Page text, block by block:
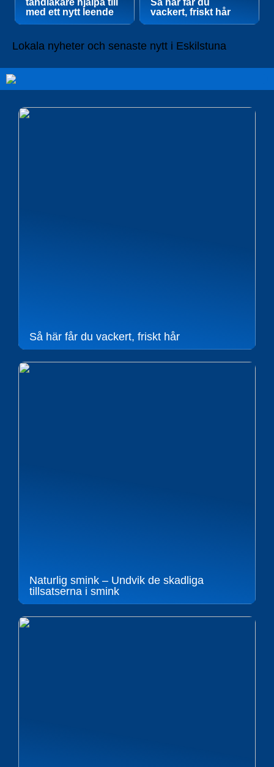
med ett nytt leende
vackert, friskt hår
Lokala nyheter och senaste nytt i Eskilstuna
Så här får du vackert, friskt hår
Naturlig smink – Undvik de skadliga
tillsatserna i smink